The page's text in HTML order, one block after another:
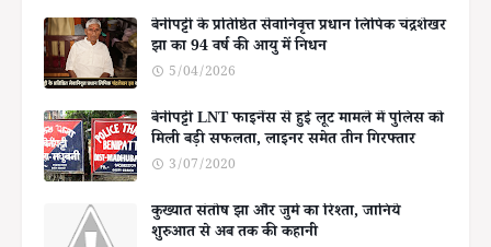
बेनीपट्टी के प्रतिष्ठित सेवानिवृत्त प्रधान लिपिक चंद्रशेखर
झा का 94 वर्ष की आयु में निधन
5/04/2026
बेनीपट्टी LNT फाइनेंस से हुई लूट मामले में पुलिस को
मिली बड़ी सफलता, लाइनर समेत तीन गिरफ्तार
3/07/2020
कुख्यात संतोष झा और जुर्म का रिश्ता, जानिये
शुरुआत से अब तक की कहानी